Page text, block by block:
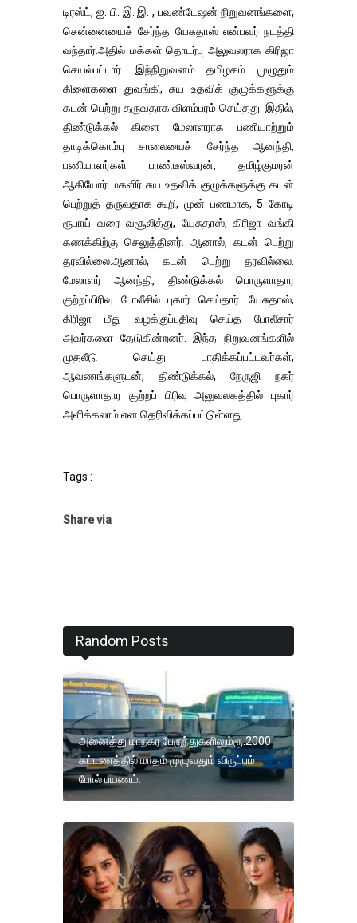
டிரஸ்ட், ஐ. பி. இ. இ. , பவுண்டேஷன் நிறுவனங்களை,
சென்னையைச் சேர்ந்த யேசுதாஸ் என்பவர் நடத்தி
வந்தார்.அதில் மக்கள் தொடர்பு அலுவலராக கிரிஜா
செயல்பட்டார். இந்நிறுவனம் தமிழகம் முழுதும்
கிளைகளை துவங்கி, சுய உதவிக் குழுக்களுக்கு
கடன் பெற்று தருவதாக விளம்பரம் செய்தது. இதில்,
திண்டுக்கல் கிளை மேலாளராக பணியாற்றும்
தாடிக்கொம்பு சாலையைச் சேர்ந்த ஆனந்தி,
பணியாளர்கள் பாண்டீஸ்வரன், தமிழ்குமரன்
ஆகியோர் மகளிர் சுய உதவிக் குழுக்களுக்கு கடன்
பெற்றுத் தருவதாக கூறி, முன் பணமாக, 5 கோடி
ரூபாய் வரை வசூலித்து, யேசுதாஸ், கிரிஜா வங்கி
கணக்கிற்கு செலுத்தினர். ஆனால், கடன் பெற்று
தரவில்லை.ஆனால், கடன் பெற்று தரவில்லை.
மேலாளர் ஆனந்தி, திண்டுக்கல் பொருளாதார
குற்றப்பிரிவு போலீசில் புகார் செய்தார். யேசுதாஸ்,
கிரிஜா மீது வழக்குப்பதிவு செய்த போலீசார்
அவர்களை தேடுகின்றனர். இந்த நிறுவனங்களில்
முதலீடு செய்து பாதிக்கப்பட்டவர்கள்,
ஆவணங்களுடன், திண்டுக்கல், நேருஜி நகர்
பொருளாதார குற்றப் பிரிவு அலுவலகத்தில் புகார்
அளிக்கலாம் என தெரிவிக்கப்பட்டுள்ளது.
Tags :
Share via
Random Posts
அனைத்து மாநகர பேருந்துகளிலும்ரூ.2000
கட்டணத்தில் மாதம் முழுவதும் விருப்பம்
போல் பயணம்.